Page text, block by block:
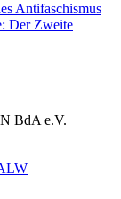
Antifaschismus
Der Zweite
BdA e.V.